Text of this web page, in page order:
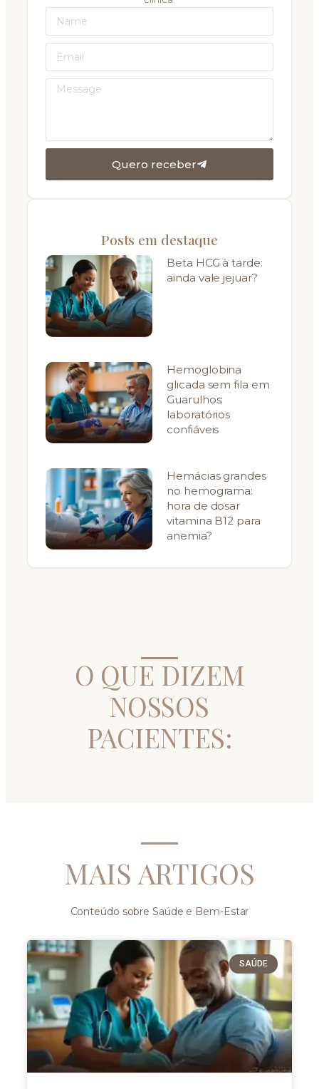
Quero receber
Posts em destaque
Beta HCG à tarde:
ainda vale jejuar?
Hemoglobina
glicada sem fila em
Guarulhos:
laboratórios
confiáveis
Hemácias grandes
no hemograma:
hora de dosar
vitamina B12 para
anemia?
O QUE DIZEM
NOSSOS
PACIENTES:
MAIS ARTIGOS
Conteúdo sobre Saúde e Bem-Estar
SAÚDE